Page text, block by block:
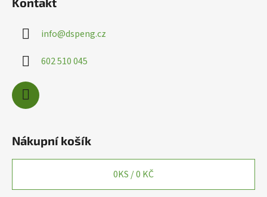
info@dspeng.cz
602 510 045
Nákupní košík
0KS /0 KČ